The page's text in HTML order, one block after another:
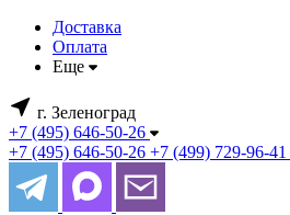
Доставка
Оплата
Еще
г. Зеленоград
+7 (495) 646-50-26
+7 (495) 646-50-26 +7 (499) 729-96-41